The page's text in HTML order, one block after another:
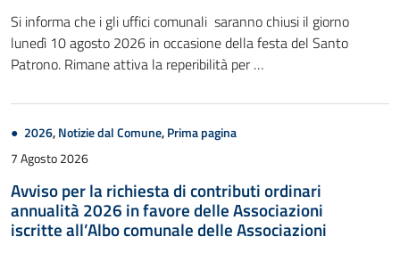
Si informa che i gli uffici comunali saranno chiusi il giorno
lunedì 10 agosto 2026 in occasione della festa del Santo
Patrono. Rimane attiva la reperibilità per …
2026,Notizie dal Comune,Prima pagina
7 Agosto 2026
Avviso per la richiesta di contributi ordinari
annualità 2026 in favore delle Associazioni
iscritte all’Albo comunale delle Associazioni